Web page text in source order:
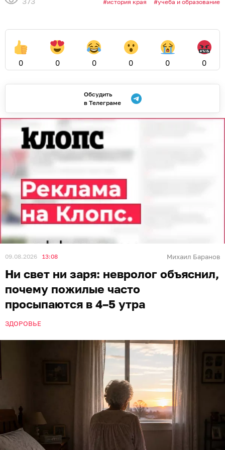
Иллюстрация: архив «Клопс»
С возрастом человек может регулярно вставать уже
называют терминальной бессонницей. Об этом
рассказала врач-невролог, специалист по лечению
головных и лицевых болей и тревожных расстройств
Юлия Прокофьева, её цитирует «Газета.Ru
К 4:00–5:00 в организме начинает расти уровень
кортизола, который отвечает за активность, а
мелатонина, поддерживающего сон, у пожилых
вырабатывается меньше. Кроме того, пик его
выработки с возрастом сдвигается на более раннее
время. Поэтому человек может уснуть около 21:30,
проспать положенные шесть-семь часов и
проснуться ещё до рассвета.
Сон с годами становится более поверхностным и